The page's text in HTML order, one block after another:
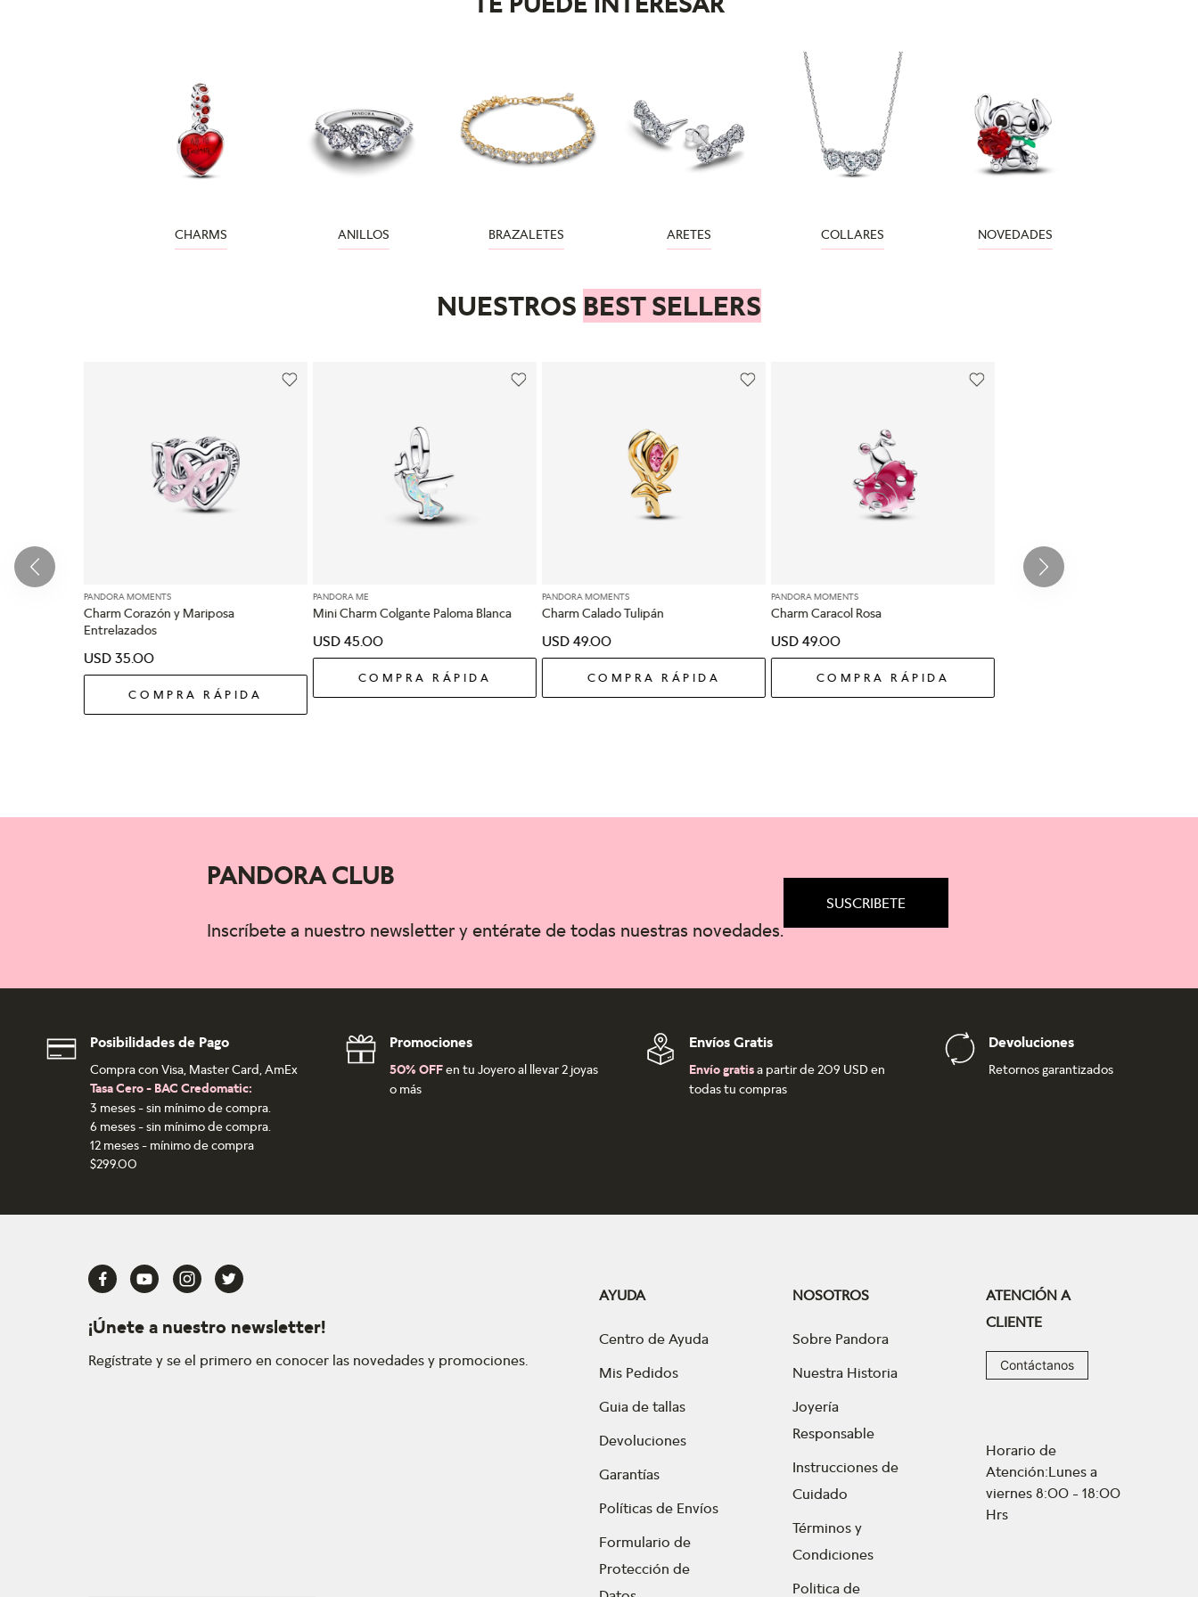
CHARMS ANILLOS BRAZALETES ARETES COLLARES NOVEDADES
NUESTROS BEST SELLERS
PANDORA MOMENTS
Charm Corazón y Mariposa
Entrelazados
USD 3500
COMPRA RÁPIDA
PANDORA ME
Mini Charm Colgante Paloma Blanca
USD 4500
COMPRA RÁPIDA
PANDORA MOMENTS
Charm Calado Tulipán
USD 49.00
COMPRA RÁPIDA
PANDORA MOMENTS
Charm Caracol Rosa
USD 49.00
COMPRA RÁPIDA
PANDORA CLUB
Inscríbete a nuestro newsletter y entérate de todas nuestras novedades.
SUSCRIBETE
Posibilidades de Pago
Compra con Visa, Master Card, AmEx
Tasa Cero - BAC Credomatic:
3 meses - sin mínimo de compra.
6 meses - sin mínimo de compra.
12 meses - mínimo de compra
$299.00
Promociones
50% OFFen tu Joyero al llevar 2 joyas
o más
Envíos Gratis
Envío gratisa partir de 209 USD en
todas tu compras
Devoluciones
Retornos garantizados
¡Únete a nuestro newsletter!
Regístrate y se el primero en conocer las novedades y promociones.
AYUDA
Centro de Ayuda
Mis Pedidos
Guia de tallas
Devoluciones
Garantías
Políticas de Envíos
Formulario de
Protección de
NOSOTROS
Sobre Pandora
Nuestra Historia
Joyería
Responsable
Instrucciones de
Cuidado
Términos y
Condiciones
Politica de
ATENCIÓN A
CLIENTE
Contáctanos
Horario de
Atención:Lunes a
viernes 8:00 - 18:00
Hrs